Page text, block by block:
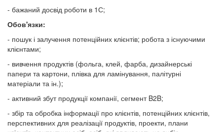
- бажаний досвід роботи в 1С;
Обов'язки:
- пошук і залучення потенційних клієнтів; робота з існуючими
клієнтами;
- вивчення продуктів (фольга, клей, фарба, дизайнерські
папери та картони, плівка для ламінування, палітурні
матеріали та ін.);
- активний збут продукції компанії, сегмент B2B;
- збір та обробка інформації про клієнтів, потенційних клієнтів,
перспективних для реалізації продуктів, проекти, плани